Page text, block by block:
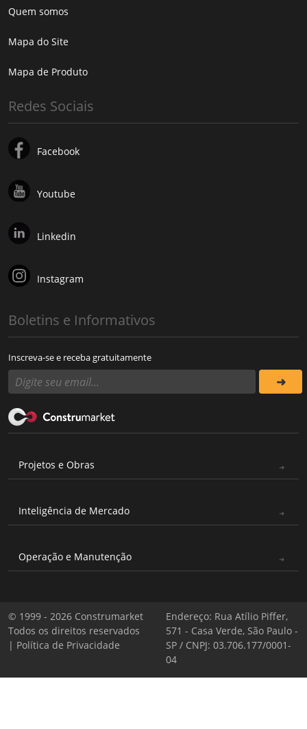
Quem somos
Mapa do Site
Mapa de Produto
Redes Sociais
Facebook
Youtube
Linkedin
Instagram
Boletins e Informativos
Inscreva-se e receba gratuitamente
Projetos e Obras
Inteligência de Mercado
Operação e Manutenção
© 1999 - 2026 Construmarket
Todos os direitos reservados
| Política de Privacidade
Endereço: Rua Atílio Piffer,
571 - Casa Verde, São Paulo -
SP / CNPJ: 03.706.177/0001-
04